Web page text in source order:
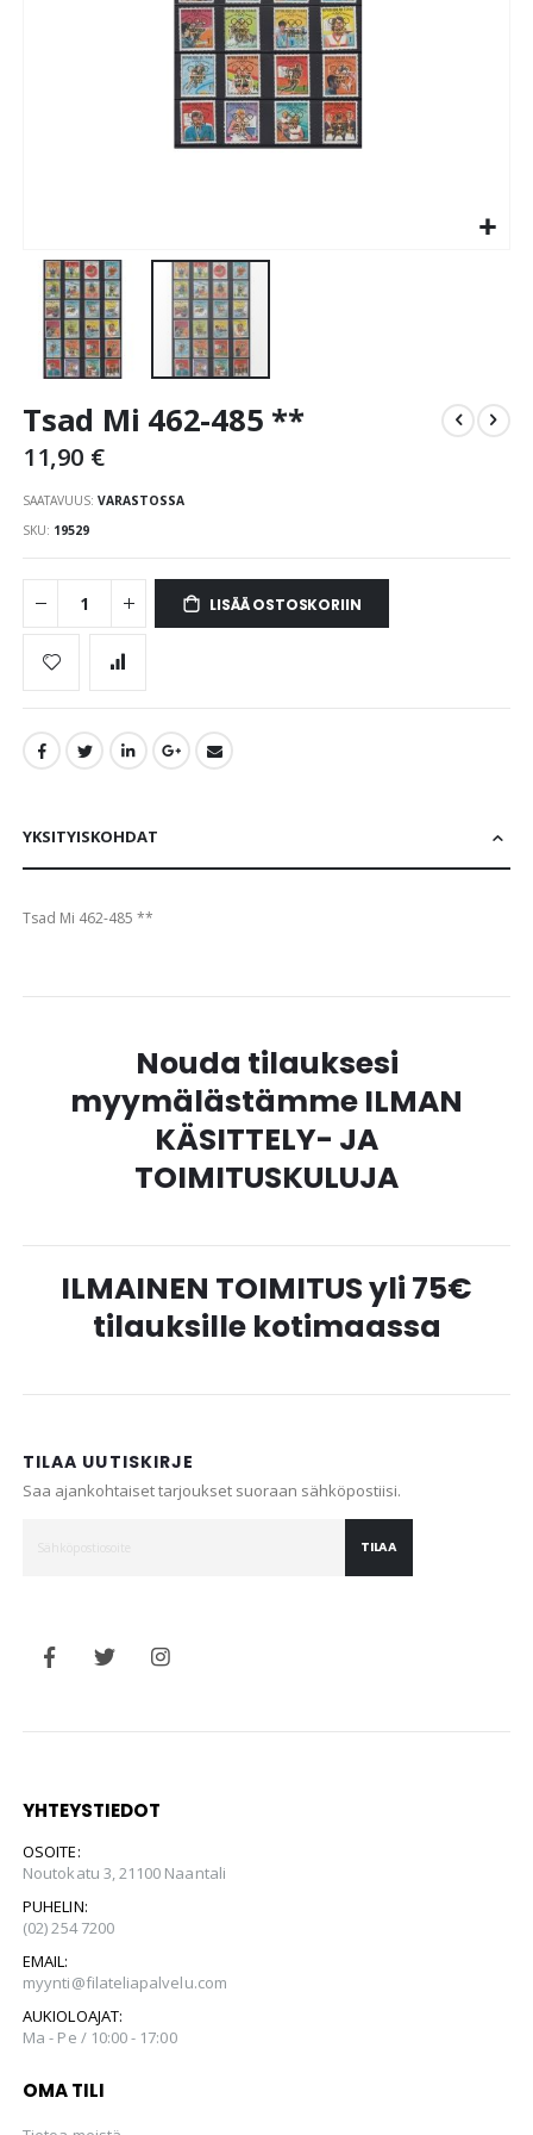
to
beginning
images
gallery
Tsad Mi 462-485 **
11,90 €
SAATAVUUS: VARASTOSSA
SKU 19529
LISÄÄ OSTOSKORIIN
YKSITYISKOHDAT
Tsad Mi 462-485 **
Nouda tilauksesi
myymälästämme ILMAN
KÄSITTELY- JA
TOIMITUSKULUJA
ILMAINEN TOIMITUS yli 75€
tilauksille kotimaassa
TILAA UUTISKIRJE
Saa ajankohtaiset tarjoukset suoraan sähköpostiisi.
TILAA
YHTEYSTIEDOT
OSOITE:
Noutokatu 3, 21100 Naantali
PUHELIN:
(02) 254 7200
EMAIL:
myynti@filateliapalvelu.com
AUKIOLOAJAT:
Ma - Pe / 10:00 - 17:00
OMA TILI